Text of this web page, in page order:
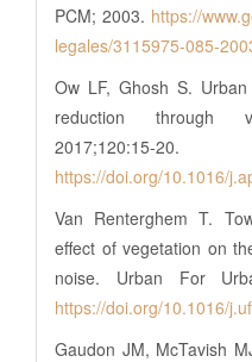
PCM; 2003. https://
legales/3115975-085-
Ow LF, Ghosh S.
reduction through
2017;120:15-20.
https://doi.org/10.1016/
Van Renterghem T.
effect of vegetation on
noise. Urban For
https://doi.org/10.1016/
Gaudon JM, McTavish